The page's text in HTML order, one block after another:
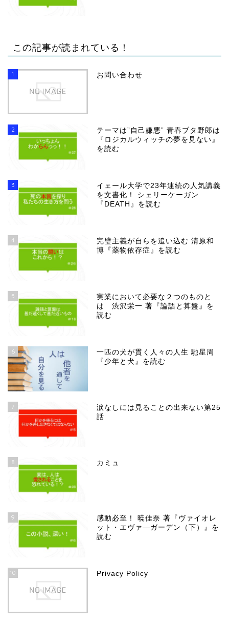
この記事が読まれている！
1 お問い合わせ
2
テーマは”自己嫌悪” 青春ブタ野郎は
『ロジカルウィッチの夢を見ない』
を読む
3
イェール大学で23年連続の人気講義
を文書化！ シェリーケーガン
『DEATH』を読む
4
完璧主義が自らを追い込む 清原和
博『薬物依存症』を読む
5
実業において必要な２つのものと
は 渋沢栄一 著『論語と算盤』を
読む
6
一匹の犬が貫く人々の人生 馳星周
『少年と犬』を読む
7
涙なしには見ることの出来ない第25
話
8 カミュ
9
感動必至！ 暁佳奈 著『ヴァイオレ
ット・エヴァ―ガーデン（下）』を
読む
10 Privacy Policy